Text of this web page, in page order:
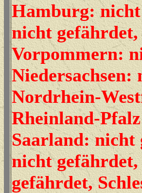
Hamburg: nicht
nicht
Vorpommern:
Nordrhein-
Rheinland-
Saarland: nicht
nicht
gefährdet,